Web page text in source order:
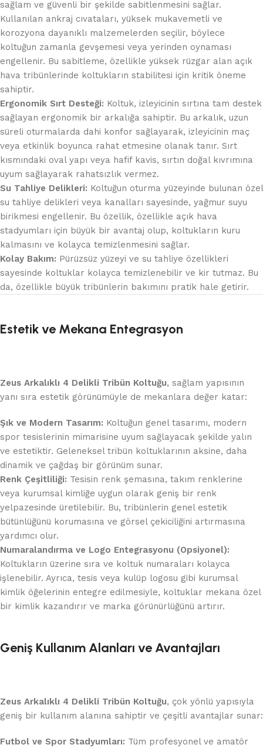
sağlam ve güvenli bir şekilde sabitlenmesini sağlar.
Kullanılan ankraj cıvataları, yüksek mukavemetli ve
korozyona dayanıklı malzemelerden seçilir, böylece
koltuğun zamanla gevşemesi veya yerinden oynaması
engellenir. Bu sabitleme, özellikle yüksek rüzgar alan açık
hava tribünlerinde koltukların stabilitesi için kritik öneme
sahiptir.
Ergonomik Sırt Desteği: Koltuk, izleyicinin sırtına tam destek
sağlayan ergonomik bir arkalığa sahiptir. Bu arkalık, uzun
süreli oturmalarda dahi konfor sağlayarak, izleyicinin maç
veya etkinlik boyunca rahat etmesine olanak tanır. Sırt
kısmındaki oval yapı veya hafif kavis, sırtın doğal kıvrımına
uyum sağlayarak rahatsızlık vermez.
Su Tahliye Delikleri: Koltuğun oturma yüzeyinde bulunan özel
su tahliye delikleri veya kanalları sayesinde, yağmur suyu
birikmesi engellenir. Bu özellik, özellikle açık hava
stadyumları için büyük bir avantaj olup, koltukların kuru
kalmasını ve kolayca temizlenmesini sağlar.
Kolay Bakım: Pürüzsüz yüzeyi ve su tahliye özellikleri
sayesinde koltuklar kolayca temizlenebilir ve kir tutmaz. Bu
da, özellikle büyük tribünlerin bakımını pratik hale getirir.
Estetik ve Mekana Entegrasyon
Zeus Arkalıklı 4 Delikli Tribün Koltuğu, sağlam yapısının
yanı sıra estetik görünümüyle de mekanlara değer katar:
Şık ve Modern Tasarım: Koltuğun genel tasarımı, modern
spor tesislerinin mimarisine uyum sağlayacak şekilde yalın
ve estetiktir. Geleneksel tribün koltuklarının aksine, daha
dinamik ve çağdaş bir görünüm sunar.
Renk Çeşitliliği: Tesisin renk şemasına, takım renklerine
veya kurumsal kimliğe uygun olarak geniş bir renk
yelpazesinde üretilebilir. Bu, tribünlerin genel estetik
bütünlüğünü korumasına ve görsel çekiciliğini artırmasına
yardımcı olur.
Numaralandırma ve Logo Entegrasyonu (Opsiyonel):
Koltukların üzerine sıra ve koltuk numaraları kolayca
işlenebilir. Ayrıca, tesis veya kulüp logosu gibi kurumsal
kimlik öğelerinin entegre edilmesiyle, koltuklar mekana özel
bir kimlik kazandırır ve marka görünürlüğünü artırır.
Geniş Kullanım Alanları ve Avantajları
Zeus Arkalıklı 4 Delikli Tribün Koltuğu, çok yönlü yapısıyla
geniş bir kullanım alanına sahiptir ve çeşitli avantajlar sunar:
Futbol ve Spor Stadyumları: Tüm profesyonel ve amatör